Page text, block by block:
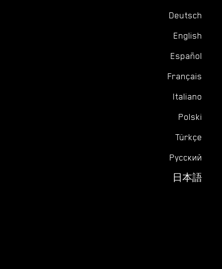
Deutsch
English
Español
Français
Italiano
Polski
Türkçe
Русский
日本語